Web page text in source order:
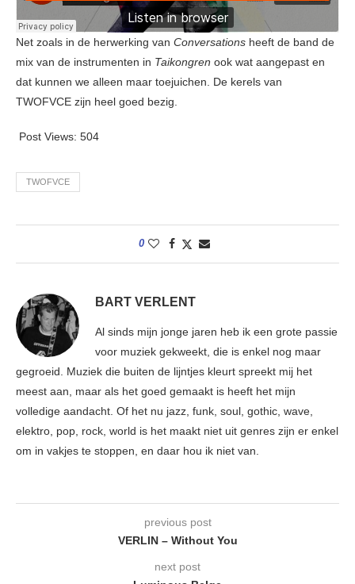
Net zoals in de herwerking van Conversations heeft de band de
mix van de instrumenten in Taikongren ook wat aangepast en
dat kunnen we alleen maar toejuichen. De kerels van
TWOFVCE zijn heel goed bezig.
Post Views: 504
TWOFVCE
0
BART VERLENT
Al sinds mijn jonge jaren heb ik een grote passie
voor muziek gekweekt, die is enkel nog maar
gegroeid. Muziek die buiten de lijntjes kleurt spreekt mij het
meest aan, maar als het goed gemaakt is heeft het mijn
volledige aandacht. Of het nu jazz, funk, soul, gothic, wave,
elektro, pop, rock, world is het maakt niet uit genres zijn er enkel
om in vakjes te stoppen, en daar hou ik niet van.
previous post
VERLIN – Without You
next post